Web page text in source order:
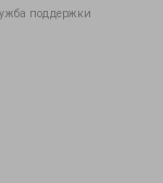
поддержки